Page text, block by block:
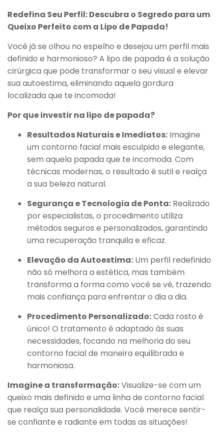
Redefina Seu Perfil: Descubra o Segredo para um
Queixo Perfeito com a Lipo de Papada!
Você já se olhou no espelho e desejou um perfil mais
definido e harmonioso? A lipo de papada é a solução
cirúrgica que pode transformar o seu visual e elevar
sua autoestima, eliminando aquela gordura
localizada que te incomoda!
Por que investir na lipo de papada?
Resultados Naturais e Imediatos: Imagine
um contorno facial mais esculpido e elegante,
sem aquela papada que te incomoda. Com
técnicas modernas, o resultado é sutil e realça
a sua beleza natural.
Segurança e Tecnologia de Ponta: Realizado
por especialistas, o procedimento utiliza
métodos seguros e personalizados, garantindo
uma recuperação tranquila e eficaz.
Elevação da Autoestima: Um perfil redefinido
não só melhora a estética, mas também
transforma a forma como você se vê, trazendo
mais confiança para enfrentar o dia a dia.
Procedimento Personalizado:Cada rosto é
único! O tratamento é adaptado às suas
necessidades, focando na melhoria do seu
contorno facial de maneira equilibrada e
harmoniosa.
Imagine a transformação:Visualize-se com um
queixo mais definido e uma linha de contorno facial
que realça sua personalidade. Você merece sentir-
se confiante e radiante em todas as situações!